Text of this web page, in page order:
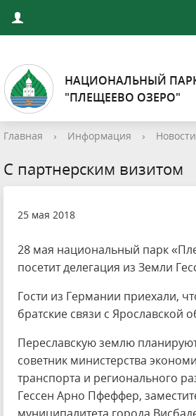
НАЦИОНАЛЬНЫЙ
"ПЛЕЩЕЕВО ОЗЕРО"
Главная › Информация › Новости
С партнерским визитом
25 мая 2018
28 мая национальный парк
посетит делегация из Земли
Гости из Германии приехали,
братские связи с Ярославской
Переславскую землю
советник министерства
транспорта и регионального
Гессен Арно Пфеффер,